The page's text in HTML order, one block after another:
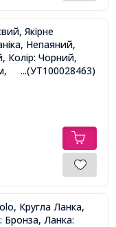
Якірне
Непаяний,
Колір: Чорний,
...(УТ100028463)
Кругла Ланка,
Бронза, Ланка: